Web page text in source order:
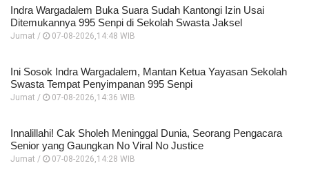
Indra Wargadalem Buka Suara Sudah Kantongi Izin Usai
Ditemukannya 995 Senpi di Sekolah Swasta Jaksel
Jumat / 07-08-2026,14:48 WIB
Ini Sosok Indra Wargadalem, Mantan Ketua Yayasan Sekolah
Swasta Tempat Penyimpanan 995 Senpi
Jumat / 07-08-2026,14:36 WIB
Innalillahi! Cak Sholeh Meninggal Dunia, Seorang Pengacara
Senior yang Gaungkan No Viral No Justice
Jumat / 07-08-2026,14:28 WIB